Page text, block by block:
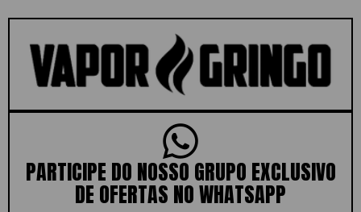
PARTICIPE DO NOSSO GRUPO EXCLUSIVO
DE OFERTAS NO WHATSAPP​